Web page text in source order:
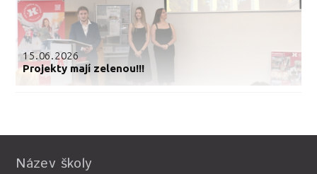
15.06.2026
Projekty mají zelenou!!!
Název školy